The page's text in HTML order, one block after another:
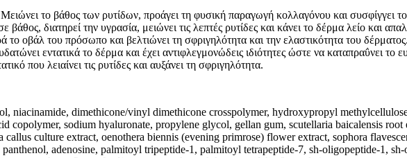
το βάθος των ρυτίδων, προάγει τη φυσική παραγωγή κολλαγόνου και συσφίγγει
διατηρεί την υγρασία, μειώνει τις λεπτές ρυτίδες και κάνει το δέρμα λείο και
οβάλ του πρόσωπο και βελτιώνει τη σφριγηλότητα και την ελαστικότητα του δέρματος.
εντατικά το δέρμα και έχει αντιφλεγμονώδεις ιδιότητες ώστε να καταπραΰνει το
που λειαίνει τις ρυτίδες και αυξάνει τη σφριγηλότητα.
niacinamide, dimethicone/vinyl dimethicone crosspolymer, hydroxypropyl
copolymer, sodium hyaluronate, propylene glycol, gellan gum, scutellaria baicalensis
culture extract, oenothera biennis (evening primrose) flower extract, sophora
adenosine, palmitoyl tripeptide-1, palmitoyl tetrapeptide-7, sh-oligopeptide-1,